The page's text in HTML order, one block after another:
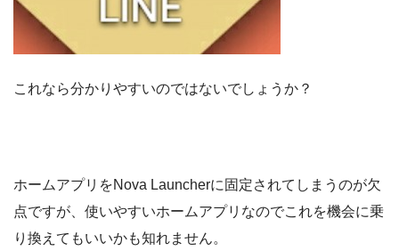
これなら分かりやすいのではないでしょうか？
ホームアプリをNova Launcherに固定されてしまうのが欠
点ですが、使いやすいホームアプリなのでこれを機会に乗
り換えてもいいかも知れません。